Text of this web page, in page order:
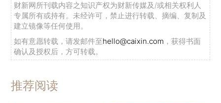
财新网所刊载内容之知识产权为财新传媒及/或相关权利人
专属所有或持有。未经许可，禁止进行转载、摘编、复制及
建立镜像等任何使用。
如有意愿转载，请发邮件至hello@caixin.com ，获得书面
确认及授权后，方可转载。
推荐阅读